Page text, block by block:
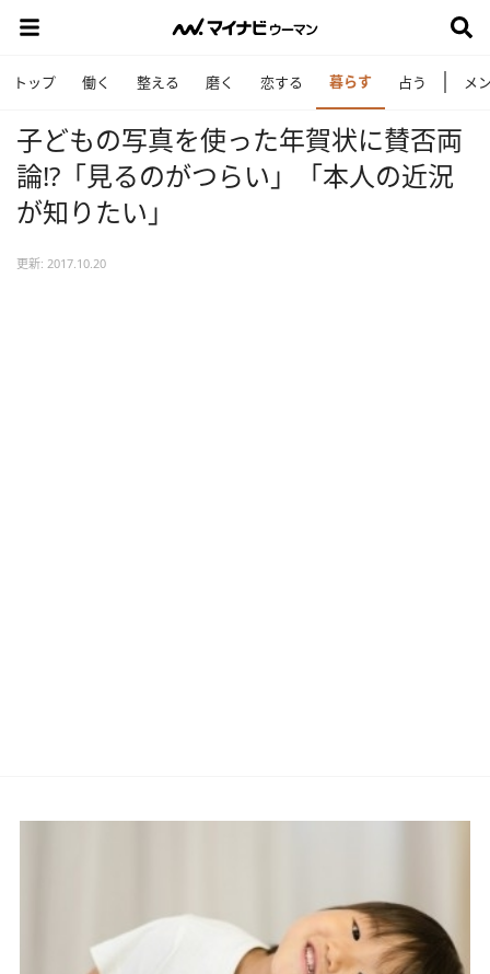
トップ 働く 整える 磨く 恋する 暮らす 占う メ
子どもの写真を使った年賀状に賛否両
論!?「見るのがつらい」「本人の近況
が知りたい」
更新: 2017.10.20